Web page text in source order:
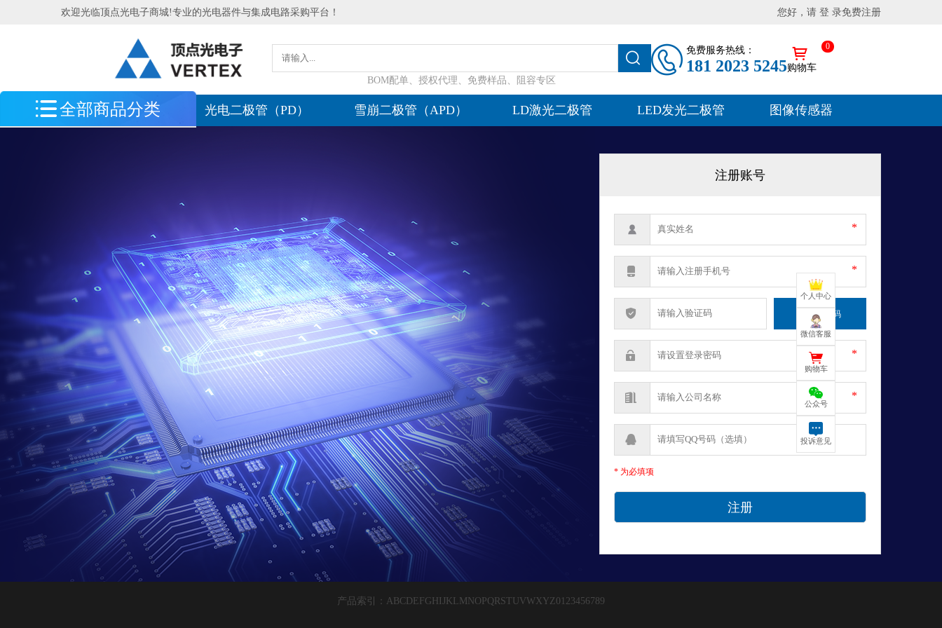
欢迎光临顶点光电子商城!专业的光电器件与集成电路采购平台！ 您好，请 登 录免费注册
BOM配单、授权代理、免费样品、阻容专区
免费服务热线：
181 2023 5245购物车
0
全部商品分类
处理器 MCU 逻辑芯片
电源管理 存储器 模拟芯片
电阻 电容 电感
模数/数模转换器 接口芯片 时钟
发生器 时间-数字转换器
驱动芯片 运算放大器 传感器
晶体管 保险丝 射频功率器件
数字/模拟开关 电平转换 继电器
接插件/连接器
光耦 晶振
特价处理
全部商品分类
最新到货 光电二极管（PD） 雪崩二极管（APD） LD激光二极管 LED发光二极管 图像传感器
注册账号
*
*
获取验证码
*
*
* 为必填项
注册
个人中心
微信客服
购物车
公众号
投诉意见
产品索引： A BC D E FG H J K L M N O PQ RSTUVWXYZ0 23456789